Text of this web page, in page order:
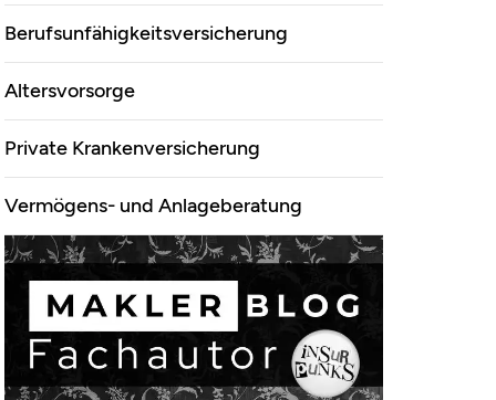
&Co.KG
Berufsunfähigkeitsversicherung
Altersvorsorge
Private Krankenversicherung
Vermögens- und Anlageberatung